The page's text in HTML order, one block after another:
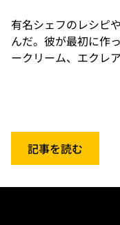
有名シェフのレシピ
んだ。彼が最初に作
ークリーム、エクレ
記事を読む